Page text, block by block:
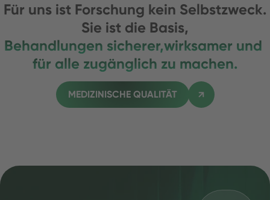
Für uns ist Forschung kein Selbstzweck.
Sie ist die Basis,
Behandlungen sicherer,wirksamer und
für alle zugänglich zu machen.
MEDIZINISCHE QUALITÄT